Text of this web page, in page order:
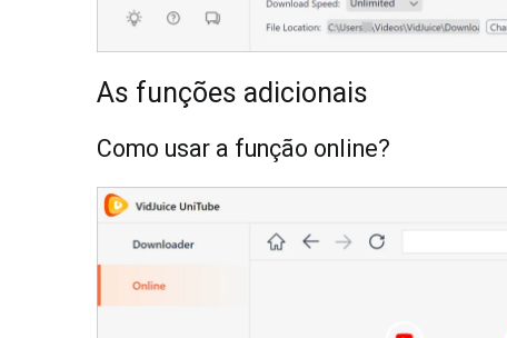
As funções adicionais
Como usar a função online?